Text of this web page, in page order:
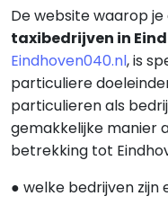
De website waarop
taxibedrijven in
Eindhoven040.nl, is
particuliere
particulieren als
gemakkelijke manier
betrekking tot
● welke bedrijven zijn